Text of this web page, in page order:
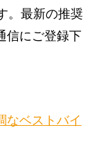
。最新の推奨
信にご登録下
なベストバイ